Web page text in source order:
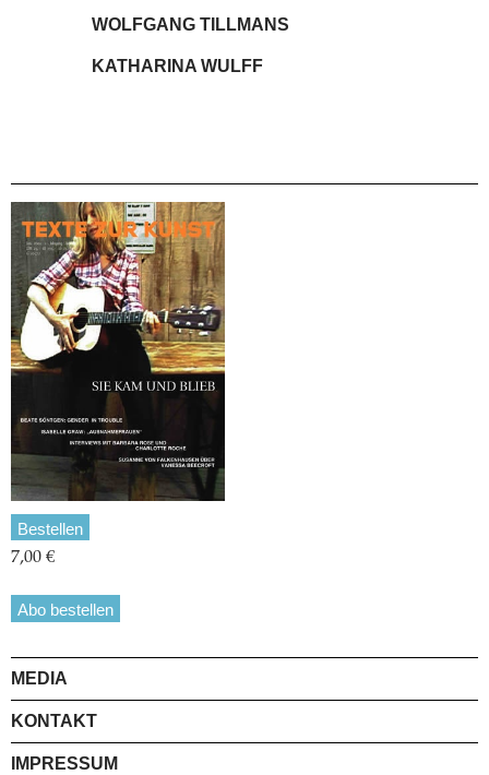
WOLFGANG TILLMANS
KATHARINA WULFF
Bestellen
7,00 €
Abo bestellen
MEDIA
KONTAKT
IMPRESSUM